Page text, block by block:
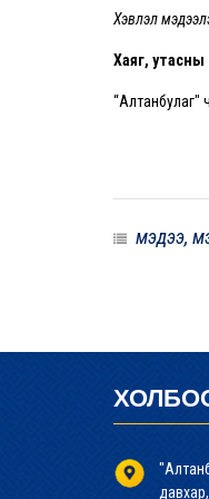
Хэвлэл
Хаяг, утасны
“Алтанбулаг"
мэдээ,